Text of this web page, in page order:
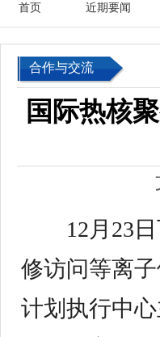
首页 近期要闻
合作与交流
国际热核
12月23日
修访问等离
计划执行中